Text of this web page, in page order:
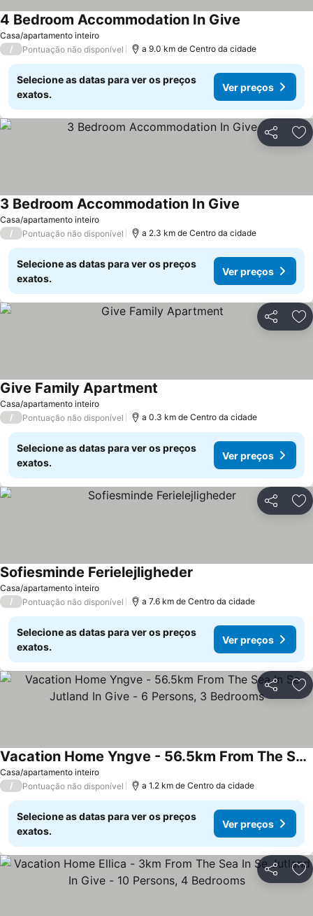
Casa/apartamento inteiro
4 Bedroom Accommodation In Give
/ Pontuação não disponível a 9.0 km de Centro da cidade
Selecione as datas para ver os preços
exatos.
Ver preços
Partilhar
Casa/apartamento inteiro
3 Bedroom Accommodation In Give
/ Pontuação não disponível a 2.3 km de Centro da cidade
Selecione as datas para ver os preços
exatos.
Ver preços
Partilhar
Casa/apartamento inteiro
Give Family Apartment
/ Pontuação não disponível a 0.3 km de Centro da cidade
Selecione as datas para ver os preços
exatos.
Ver preços
Partilhar
Casa/apartamento inteiro
Sofiesminde Ferielejligheder
/ Pontuação não disponível a 7.6 km de Centro da cidade
Selecione as datas para ver os preços
exatos.
Ver preços
Partilhar
Casa/apartamento inteiro
Vacation Home Yngve - 56.5km From The Sea In Se Jutland In Give - 6 Persons, 3 Bedrooms
/ Pontuação não disponível a 1.2 km de Centro da cidade
Selecione as datas para ver os preços
exatos.
Ver preços
Partilhar